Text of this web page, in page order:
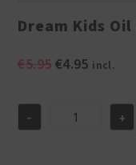
Dream Kids
€5.95
€5.95.
€4.95Huidige
€4.95.
incl.
Dream
- +